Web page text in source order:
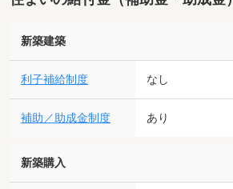
新築建築
利子補給制度 なし
補助／助成金制度 あり
新築購入